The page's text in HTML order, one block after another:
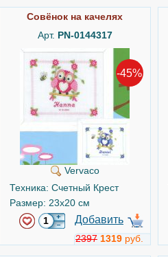
Совёнок на качелях
Арт. PN-0144317
-45%
Vervaco
Техника: Счетный Крест
Размер: 23x20 см
Добавить
2397 1319 руб.